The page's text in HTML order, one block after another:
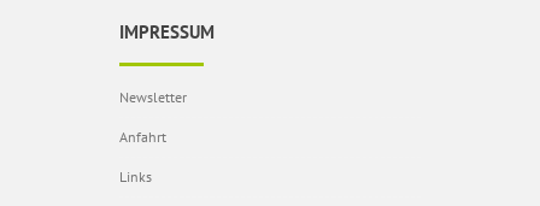
IMPRESSUM
Newsletter
Anfahrt
Links